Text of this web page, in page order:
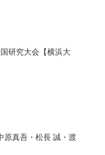
研究大会【横浜大
真吾・松長 誠・渡